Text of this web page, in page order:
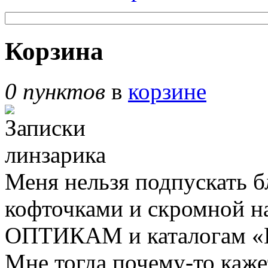
Корзина
0 пунктов в корзине
Меня нельзя подпускать
кофточками и скромной
ОПТИКАМ и каталогам
Мне тогда почему-то